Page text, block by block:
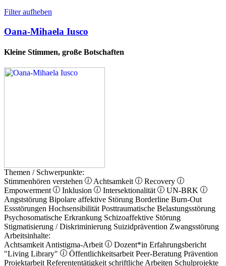
Filter aufheben
Oana-Mihaela Iusco
Kleine Stimmen, große Botschaften
Themen / Schwerpunkte:
Stimmenhören verstehen
Achtsamkeit
Recovery
Empowerment
Inklusion Intersektionalität
UN-BRK
Angststörung Bipolare affektive Störung Borderline Burn-Out
Essstörungen Hochsensibilität Posttraumatische Belastungsstörung
Psychosomatische Erkrankung Schizoaffektive Störung
Stigmatisierung / Diskriminierung Suizidprävention Zwangsstörung
Arbeitsinhalte:
Achtsamkeit Antistigma-Arbeit Dozent*in Erfahrungsbericht
"Living Library"
Öffentlichkeitsarbeit Peer-Beratung Prävention
Projektarbeit Referententätigkeit schriftliche Arbeiten Schulprojekte